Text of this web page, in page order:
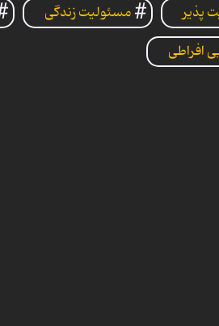
پذیر مسئولیت زندگی
افراطی